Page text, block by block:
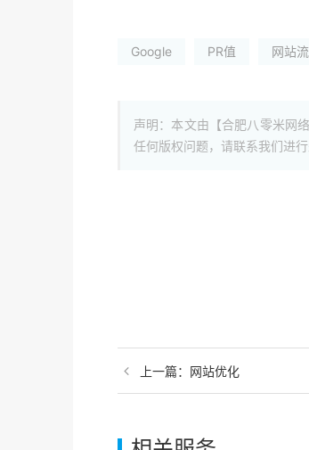
Google PR值 网站
声明：本文由【合肥八零米网
任何版权问题，请联系我们进行
上一篇： 网站优化